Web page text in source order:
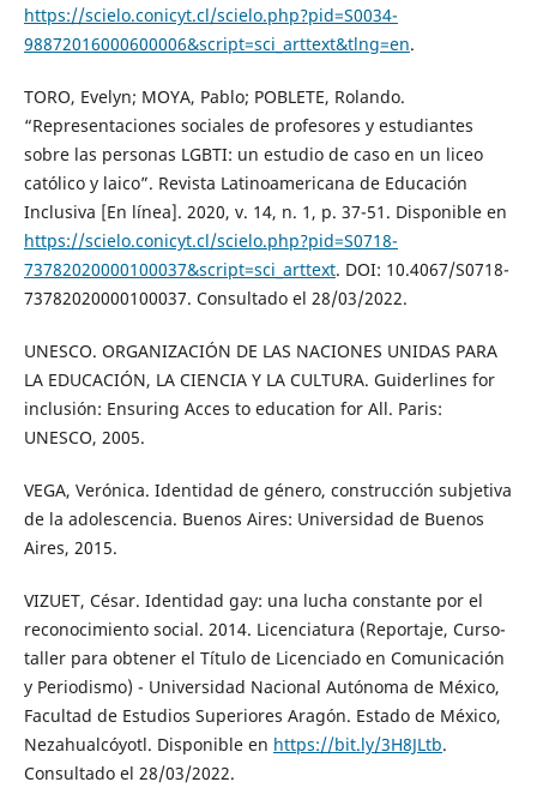
https://scielo.conicyt.cl/scielo.php?pid=S0034-
98872016000600006&script=sci_arttext&tlng=en.
TORO, Evelyn; MOYA, Pablo; POBLETE, Rolando.
“Representaciones sociales de profesores y estudiantes
sobre las personas LGBTI: un estudio de caso en un liceo
católico y laico”. Revista Latinoamericana de Educación
Inclusiva [En línea]. 2020, v. 14, n. 1, p. 37-51. Disponible en
https://scielo.conicyt.cl/scielo.php?pid=S0718-
73782020000100037&script=sci_arttext. DOI: 10.4067/S0718-
73782020000100037. Consultado el 28/03/2022.
UNESCO. ORGANIZACIÓN DE LAS NACIONES UNIDAS PARA
LA EDUCACIÓN, LA CIENCIA Y LA CULTURA. Guiderlines for
inclusión: Ensuring Acces to education for All. Paris:
UNESCO, 2005.
VEGA, Verónica. Identidad de género, construcción subjetiva
de la adolescencia. Buenos Aires: Universidad de Buenos
Aires, 2015.
VIZUET, César. Identidad gay: una lucha constante por el
reconocimiento social. 2014. Licenciatura (Reportaje, Curso-
taller para obtener el Título de Licenciado en Comunicación
y Periodismo) - Universidad Nacional Autónoma de México,
Facultad de Estudios Superiores Aragón. Estado de México,
Nezahualcóyotl. Disponible en https://bit.ly/3H8JLtb.
Consultado el 28/03/2022.